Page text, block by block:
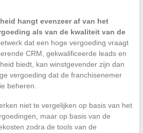
hangt evenzeer af van het
als van de kwaliteit van de
dat een hoge vergoeding vraagt
CRM, gekwalificeerde leads en
biedt, kan winstgevender zijn dan
vergoeding dat de franchisenemer
beheren.
niet te vergelijken op basis van het
maar op basis van de
zodra de tools van de